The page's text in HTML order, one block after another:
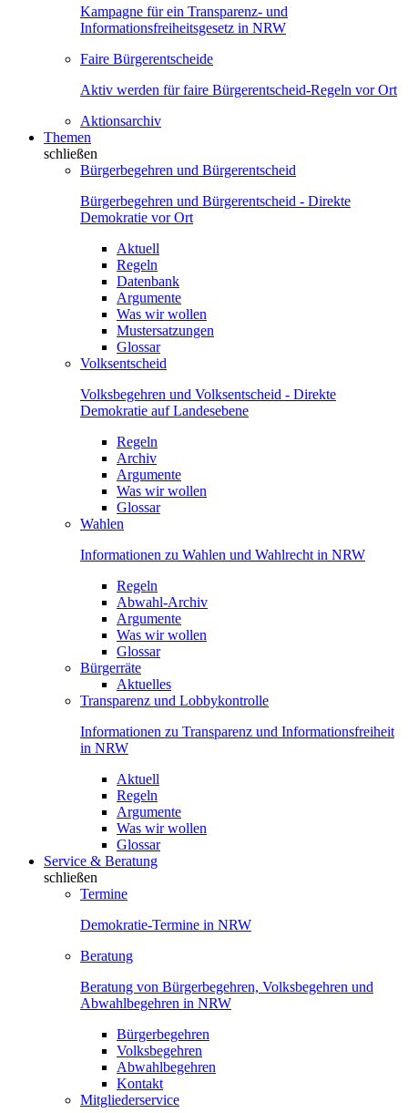
Kampagne für ein Transparenz- und
Informationsfreiheitsgesetz in NRW
Faire Bürgerentscheide
Aktiv werden für faire Bürgerentscheid-Regeln vor Ort
Aktionsarchiv
Themen
schließen
Bürgerbegehren und Bürgerentscheid
Bürgerbegehren und Bürgerentscheid - Direkte
Demokratie vor Ort
Aktuell
Regeln
Datenbank
Argumente
Was wir wollen
Mustersatzungen
Glossar
Volksentscheid
Volksbegehren und Volksentscheid - Direkte
Demokratie auf Landesebene
Regeln
Archiv
Argumente
Was wir wollen
Glossar
Wahlen
Informationen zu Wahlen und Wahlrecht in NRW
Regeln
Abwahl-Archiv
Argumente
Was wir wollen
Glossar
Bürgerräte
Aktuelles
Transparenz und Lobbykontrolle
Informationen zu Transparenz und Informationsfreiheit
in NRW
Aktuell
Regeln
Argumente
Was wir wollen
Glossar
Service & Beratung
schließen
Termine
Demokratie-Termine in NRW
Beratung
Beratung von Bürgerbegehren, Volksbegehren und
Abwahlbegehren in NRW
Bürgerbegehren
Volksbegehren
Abwahlbegehren
Kontakt
Mitgliederservice